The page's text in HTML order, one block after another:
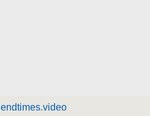
endtimes.video